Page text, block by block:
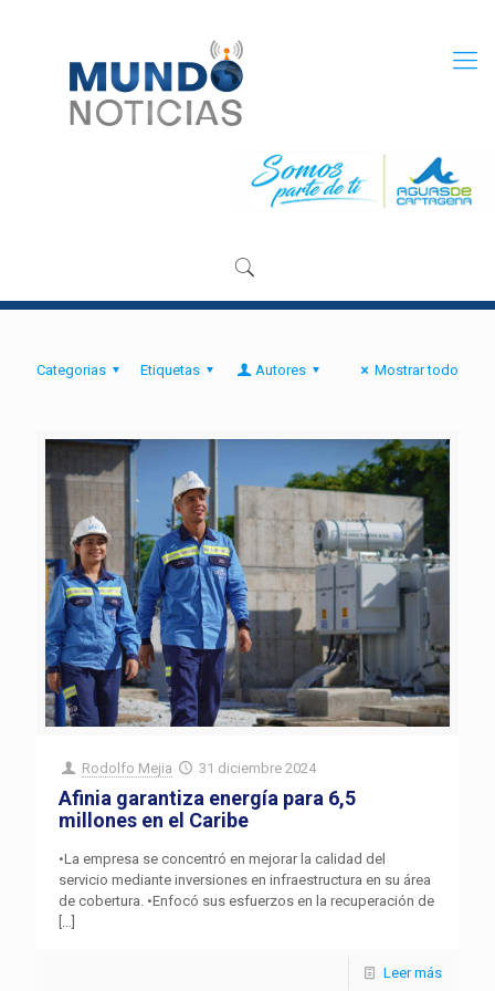
Categorias Etiquetas Autores Mostrar todo
Rodolfo Mejia 31 diciembre 2024
Afinia garantiza energía para 6,5
millones en el Caribe
•La empresa se concentró en mejorar la calidad del
servicio mediante inversiones en infraestructura en su área
de cobertura. •Enfocó sus esfuerzos en la recuperación de
Leer más